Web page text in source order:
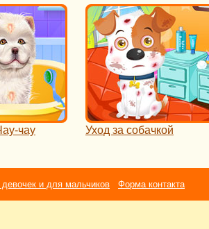
чау Уход за собачкой
и для мальчиков Форма контакта